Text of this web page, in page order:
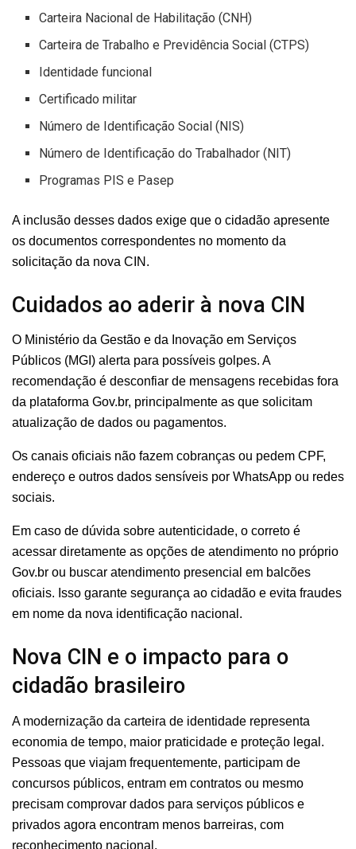
Carteira Nacional de Habilitação (CNH)
Carteira de Trabalho e Previdência Social (CTPS)
Identidade funcional
Certificado militar
Número de Identificação Social (NIS)
Número de Identificação do Trabalhador (NIT)
Programas PIS e Pasep
A inclusão desses dados exige que o cidadão apresente
os documentos correspondentes no momento da
solicitação da nova CIN.
Cuidados ao aderir à nova CIN
O Ministério da Gestão e da Inovação em Serviços
Públicos (MGI) alerta para possíveis golpes. A
recomendação é desconfiar de mensagens recebidas fora
da plataforma Gov.br, principalmente as que solicitam
atualização de dados ou pagamentos.
Os canais oficiais não fazem cobranças ou pedem CPF,
endereço e outros dados sensíveis por WhatsApp ou redes
sociais.
Em caso de dúvida sobre autenticidade, o correto é
acessar diretamente as opções de atendimento no próprio
Gov.br ou buscar atendimento presencial em balcões
oficiais. Isso garante segurança ao cidadão e evita fraudes
em nome da nova identificação nacional.
Nova CIN e o impacto para o
cidadão brasileiro
A modernização da carteira de identidade representa
economia de tempo, maior praticidade e proteção legal.
Pessoas que viajam frequentemente, participam de
concursos públicos, entram em contratos ou mesmo
precisam comprovar dados para serviços públicos e
privados agora encontram menos barreiras, com
reconhecimento nacional.